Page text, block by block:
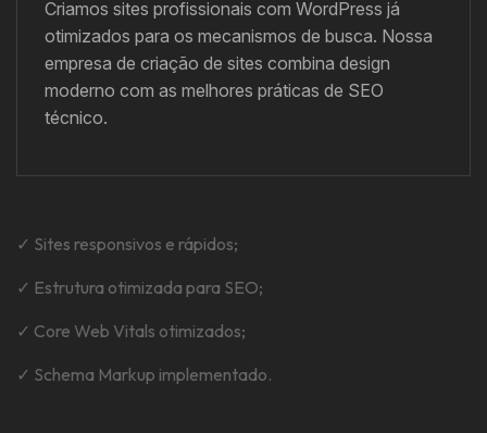
Criamos sites profissionais com WordPress já
otimizados para os mecanismos de busca. Nossa
empresa de criação de sites combina design
moderno com as melhores práticas de SEO
técnico.
✓ Sites responsivos e rápidos;
✓ Estrutura otimizada para SEO;
✓ Core Web Vitals otimizados;
✓ Schema Markup implementado.